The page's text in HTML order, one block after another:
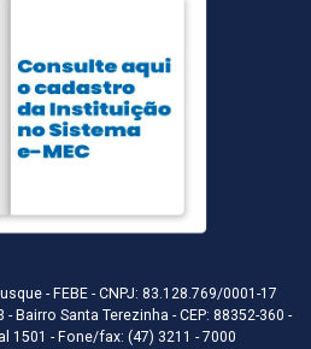
- FEBE - CNPJ: 83.128.769/0001-17
Bairro Santa Terezinha - CEP: 88352-360 -
1501 - Fone/fax: (47) 3211 - 7000